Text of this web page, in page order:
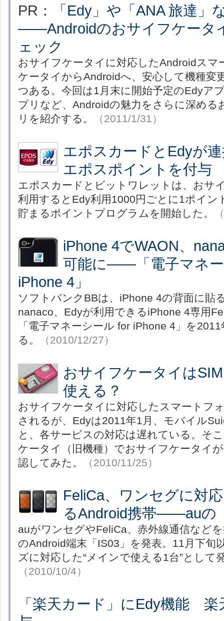
PR：
「Edy」や「ANA 旅達」
――Androidのおサイフケータ
ェック
おサイフケータイに対応したAndroidスマ
ケータイからAndroidへ、安心して機種変
つある。今回は1月末に開始予定のEdyア
プリなど、Androidの魅力をさらに深める
リを紹介する。
（2011/1/31）
エポスカードとEdyが
エポスポイントを付与
エポスカードとビットワレットは、おサ
利用するとEdy利用1000円ごとに1ポイン
貯まるポイントプログラムを開始した。
iPhone 4でWAON、
可能に――「電子マネ
iPhone 4」
ソフトバンクBBは、iPhone 4の背面に貼
nanaco、Edyが利用できるiPhone 4専用
「電子マネーシール for iPhone 4」を
る。
（2010/12/27）
おサイフケータイは
使える？
おサイフケータイに対応したスマートフ
されるが、Edyは2011年1月、モバイル
と、各サービスの対応は遅れている。そ
ケータイ（旧機種）でおサイフケータイ
認してみた。
（2010/11/25）
FeliCa、ワンセグに対
るAndroid携帯――auの
auがワンセグやFeliCa、赤外線通信など
のAndroid端末「IS03」を発表。11月下旬
ズに対応した“メインで使える1台”として
（2010/10/4）
「楽天カード」にEdy機能